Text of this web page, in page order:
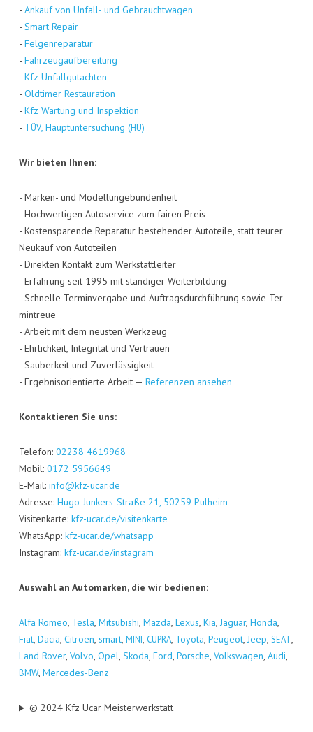
- Ankauf von Unfall- und Gebraucht­wa­gen
- Smart Repair
- Fel­gen­re­pa­ra­tur
- Fahr­zeug­auf­be­rei­tung
- Kfz Unfall­gut­ach­ten
- Old­ti­mer Restau­ra­ti­on
- Kfz War­tung und Inspek­ti­on
- TÜV, Haupt­un­ter­su­chung (HU)
Wir bie­ten Ihnen:
- Mar­ken- und Model­lun­ge­bun­den­heit
- Hoch­wer­ti­gen Auto­ser­vice zum fai­ren Preis
- Kos­ten­spa­ren­de Repa­ra­tur bestehen­der Auto­tei­le, statt teu­rer
Neu­kauf von Auto­tei­len
- Direk­ten Kon­takt zum Werk­statt­lei­ter
- Erfah­rung seit 1995 mit stän­di­ger Wei­ter­bil­dung
- Schnel­le Ter­min­ver­ga­be und Auf­trags­durch­füh­rung sowie Ter­
min­treue
- Arbeit mit dem neus­ten Werk­zeug
- Ehr­lich­keit, Inte­gri­tät und Ver­trau­en
- Sau­ber­keit und Zuver­läs­sig­keit
- Ergeb­nis­ori­en­tier­te Arbeit — Refe­ren­zen ansehen
Kon­tak­tie­ren Sie uns:
Tele­fon: 02238 4619968
Mobil: 0172 5956649
E‑Mail: info@kfz-ucar.de
Adres­se: Hugo-Jun­kers-Stra­ße 21, 50259 Pul­heim
Visi­ten­kar­te: kfz-ucar.de/visitenkarte
Whats­App: kfz-ucar.de/whatsapp
Insta­gram: kfz-ucar.de/instagram
Aus­wahl an Auto­mar­ken, die wir bedienen:
Alfa Romeo, Tes­la, Mitsu­bi­shi, Maz­da, Lexus, Kia, Jagu­ar, Hon­da,
Fiat, Dacia, Citro­ën, smart, MINI, CUPRA, Toyo­ta, Peu­geot, Jeep, SEAT,
Land Rover, Vol­vo, Opel, Sko­da, Ford, Por­sche, Volks­wa­gen, Audi,
BMW, Mer­ce­des-Benz
© 2024 Kfz Ucar Meisterwerkstatt